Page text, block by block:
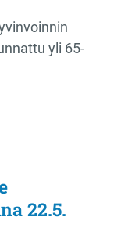
yli 65-
22.5.